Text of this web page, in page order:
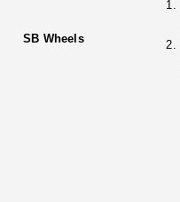
SB Wheels